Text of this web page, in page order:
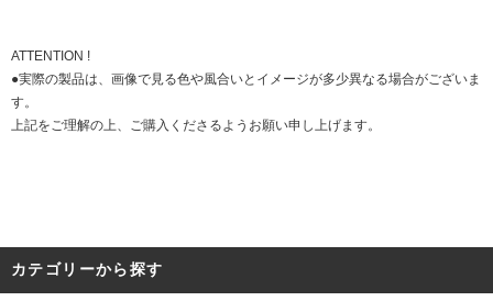
ATTENTION !
●実際の製品は、画像で見る色や風合いとイメージが多少異なる場合がございま
す。
上記をご理解の上、ご購入くださるようお願い申し上げます。
カテゴリーから探す